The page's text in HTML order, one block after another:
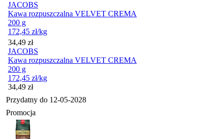
JACOBS
Kawa rozpuszczalna VELVET CREMA
200 g
172,45 zł/kg
Cena
34,49 zł
JACOBS
Kawa rozpuszczalna VELVET CREMA
200 g
172,45 zł/kg
Cena
34,49 zł
Przydatny do 12-05-2028
Promocja